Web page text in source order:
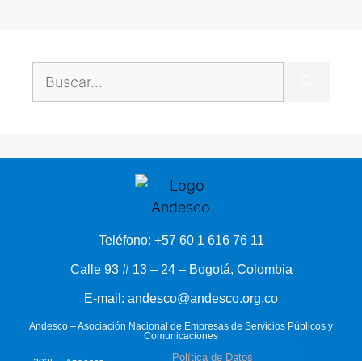
Teléfono: +57 60 1 616 76 11
Calle 93 # 13 – 24 – Bogotá, Colombia
E-mail: andesco@andesco.org.co
Andesco – Asociación Nacional de Empresas de Servicios Públicos y
Comunicaciones
Política de Datos